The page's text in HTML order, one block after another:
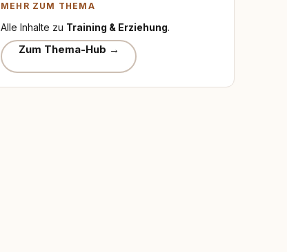
MEHR ZUM THEMA
Alle Inhalte zu Training & Erziehung.
Zum Thema-Hub →